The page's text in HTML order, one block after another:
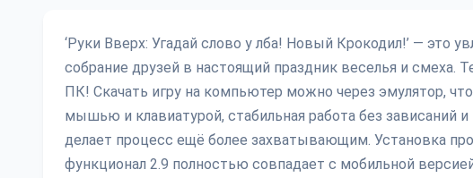
‘Руки Вверх: Угадай слово у лба! Новый Крокодил!’ — это
собрание друзей в настоящий праздник веселья и смеха.
ПК! Скачать игру на компьютер можно через эмулятор,
мышью и клавиатурой, стабильная работа без зависаний
делает процесс ещё более захватывающим. Установка
функционал 2.9 полностью совпадает с мобильной